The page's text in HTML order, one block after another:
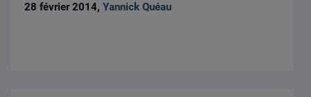
28 février 2014,Yannick Quéau